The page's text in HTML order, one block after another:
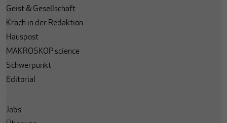
Geist & Gesellschaft
Krach in der Redaktion
Hauspost
MAKROSKOP science
Schwerpunkt
Editorial
Jobs